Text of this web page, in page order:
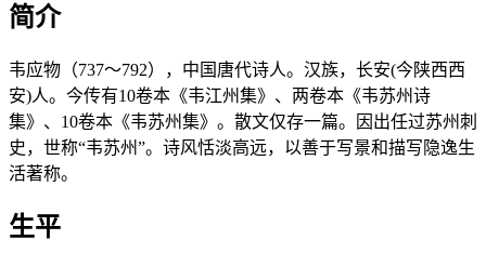
简介
韦应物（737～792），中国唐代诗人。汉族，长安(今陕西西
安)人。今传有10卷本《韦江州集》、两卷本《韦苏州诗
集》、10卷本《韦苏州集》。散文仅存一篇。因出任过苏州刺
史，世称“韦苏州”。诗风恬淡高远，以善于写景和描写隐逸生
活著称。
生平